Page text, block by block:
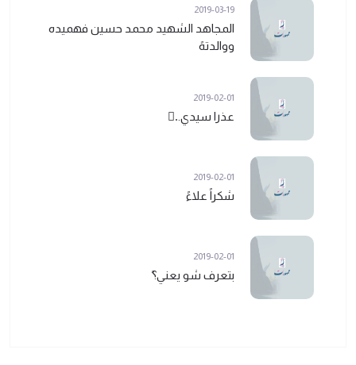
2019-03-19
المجاهد الشهيد محمد حسين فهميده
ووالدتهً
2019-02-01
عذرا سيدي..ً
2019-02-01
شكراً علاءً
2019-02-01
بتعرف شو يعني؟ً